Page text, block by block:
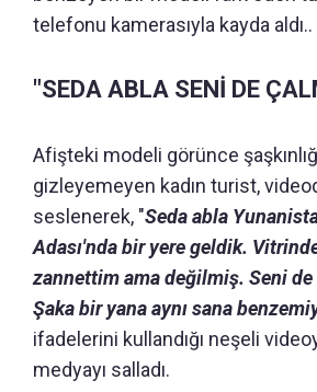
telefonu kamerasıyla kayda aldı..
"SEDA ABLA SENİ DE
Afişteki modeli görünce
gizleyemeyen kadın turist,
seslenerek, "Seda abla
Adası'nda bir yere geldik.
zannettim ama değilmiş. Seni de
Şaka bir yana aynı sana
ifadelerini kullandığı neşeli
medyayı salladı.